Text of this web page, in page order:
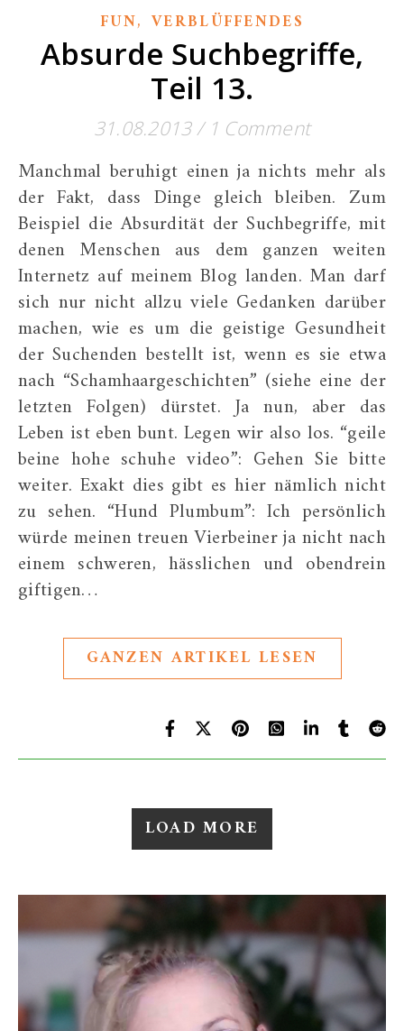
FUN, VERBLÜFFENDES
Absurde Suchbegriffe,
Teil 13.
31.08.2013/ 1 Comment
Manchmal beruhigt einen ja nichts mehr als
der Fakt, dass Dinge gleich bleiben. Zum
Beispiel die Absurdität der Suchbegriffe, mit
denen Menschen aus dem ganzen weiten
Internetz auf meinem Blog landen. Man darf
sich nur nicht allzu viele Gedanken darüber
machen, wie es um die geistige Gesundheit
der Suchenden bestellt ist, wenn es sie etwa
nach “Schamhaargeschichten” (siehe eine der
letzten Folgen) dürstet. Ja nun, aber das
Leben ist eben bunt. Legen wir also los. “geile
beine hohe schuhe video”: Gehen Sie bitte
weiter. Exakt dies gibt es hier nämlich nicht
zu sehen. “Hund Plumbum”: Ich persönlich
würde meinen treuen Vierbeiner ja nicht nach
einem schweren, hässlichen und obendrein
giftigen…
GANZEN ARTIKEL LESEN
LOAD MORE